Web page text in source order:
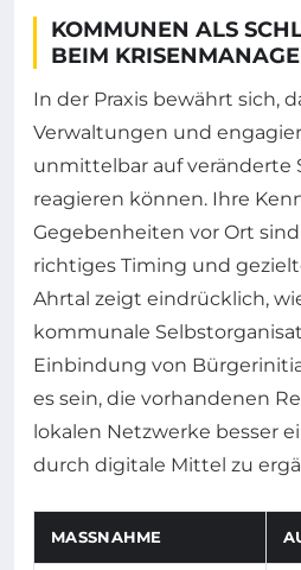
KOMMUNEN ALS
BEIM
In der Praxis bewährt sich,
Verwaltungen und
unmittelbar auf veränderte
reagieren können. Ihre
Gegebenheiten vor Ort
richtiges Timing und
Ahrtal zeigt eindrücklich,
kommunale
Einbindung von
es sein, die vorhandenen
lokalen Netzwerke besser
durch digitale Mittel zu
MASSNAHME